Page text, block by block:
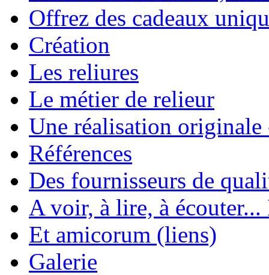
Offrez des cadeaux
Création
Les reliures
Le métier de relieur
Une réalisation
Références
Des fournisseurs de
A voir, à lire, à écouter...
Et amicorum (liens)
Galerie